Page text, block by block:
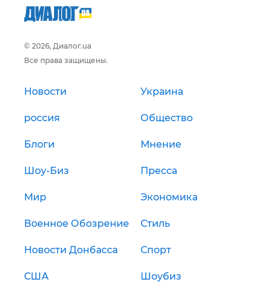
© 2026, Диалог.ua
Все права защищены.
Новости Украина
россия Общество
Блоги Мнение
Шоу-Биз Пресса
Мир Экономика
Военное Обозрение Стиль
Новости Донбасса Спорт
США Шоубиз